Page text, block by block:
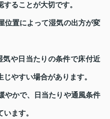
ることが大切です。
位置によって湿気の出方が変
や日当たりの条件で床付近
やすい場合があります。
やかで、日当たりや通風条件
ます。